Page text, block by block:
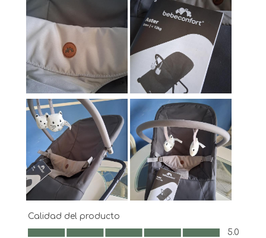
Calidad del producto
Calidad del producto, 5.0 de 5
5.0